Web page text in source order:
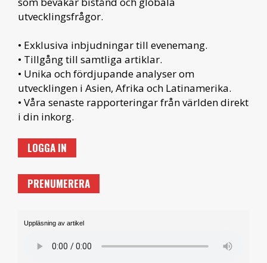
utvecklingsfrågor.
• Exklusiva inbjudningar till evenemang.
• Tillgång till samtliga artiklar.
• Unika och fördjupande analyser om
utvecklingen i Asien, Afrika och Latinamerika.
• Våra senaste rapporteringar från världen direkt
i din inkorg.
LOGGA IN
PRENUMERERA
Uppläsning av artikel